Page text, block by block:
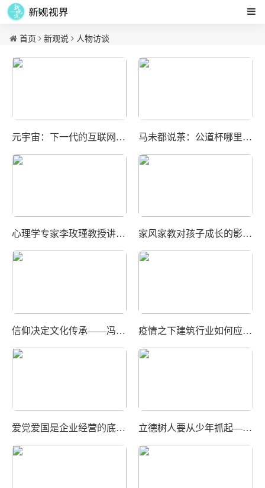
首页 新观说 人物访谈
元宇宙：下一代的互联网——阿里巴巴XR实验室谭平 马未都说茶：公道杯哪里“公道”？为什么喝茶要用公道杯？
心理学专家李玫瑾教授讲座《孩子成长中的心理抚养》 家风家教对孩子成长的影响——傅璟宇
信仰决定文化传承——冯成平 疫情之下建筑行业如何应对——牛振东
爱党爱国是企业经营的底线——牛振东 立德树人要从少年抓起——王树林